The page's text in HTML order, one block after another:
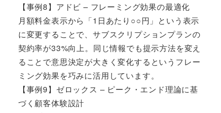
【事例8】アドビ – フレーミング効果の最適化
月額料金表示から「1日あたり○○円」という表示
に変更することで、サブスクリプションプランの
契約率が33%向上。同じ情報でも提示方法を変え
ることで意思決定が大きく変化するというフレー
ミング効果を巧みに活用しています。
【事例9】ゼロックス – ピーク・エンド理論に基
づく顧客体験設計